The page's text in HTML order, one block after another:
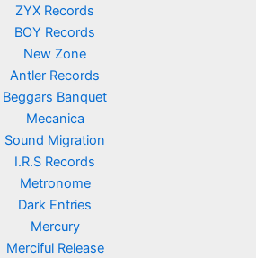
ZYX Records
BOY Records
New Zone
Antler Records
Beggars Banquet
Mecanica
Sound Migration
I.R.S Records
Metronome
Dark Entries
Mercury
Merciful Release